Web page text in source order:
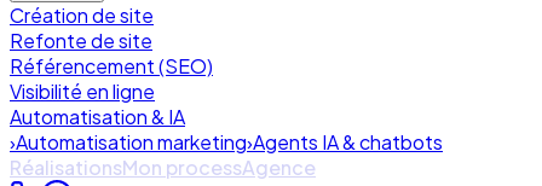
Création de site
Refonte de site
Référencement (SEO)
Visibilité en ligne
Automatisation & IA
›Automatisation marketing›Agents IA & chatbots
RéalisationsMon processAgence